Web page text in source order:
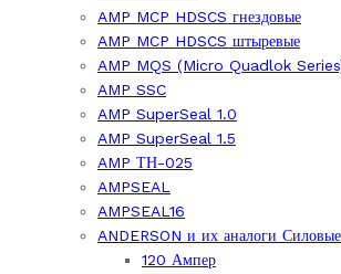
AMP MCP HDSCS гнездовые
AMP MCP HDSCS штыревые
AMP MQS (Micro Quadlok
AMP SSC
AMP SuperSeal 1.0
AMP SuperSeal 1.5
AMP ТН-025
AMPSEAL
AMPSEAL16
ANDERSON и их аналоги
120 Ампер